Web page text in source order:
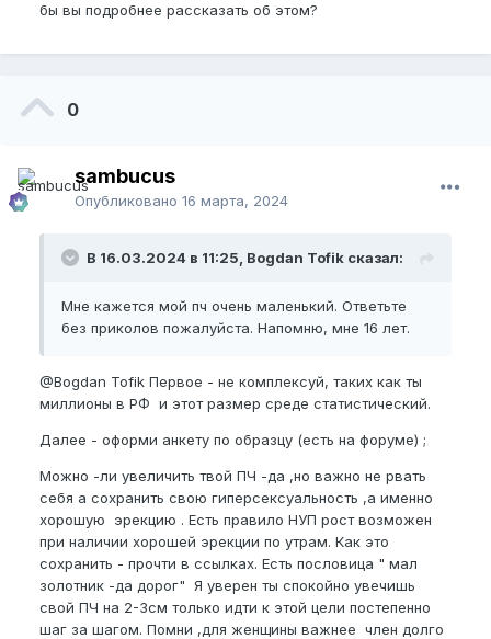
бы вы подробнее рассказать об этом?
0
sambucus
Опубликовано 16 марта, 2024
В 16.03.2024 в 11:25, Bogdan Tofik сказал:
Мне кажется мой пч очень маленький. Ответьте
без приколов пожалуйста. Напомню, мне 16 лет.
@Bogdan Tofik Первое - не комплексуй, таких как ты
миллионы в РФ и этот размер среде статистический.
Далее - оформи анкету по образцу (есть на форуме) ;
Можно -ли увеличить твой ПЧ -да ,но важно не рвать
себя а сохранить свою гиперсексуальность ,а именно
хорошую эрекцию . Есть правило НУП рост возможен
при наличии хорошей эрекции по утрам. Как это
сохранить - прочти в ссылках. Есть пословица " мал
золотник -да дорог" Я уверен ты спокойно увечишь
свой ПЧ на 2-3см только идти к этой цели постепенно
шаг за шагом. Помни ,для женщины важнее член долго